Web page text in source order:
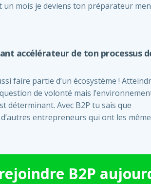
un mois je deviens ton préparateur
accélérateur de ton processus
faire partie d’un écosystème !
de volonté mais
déterminant. Avec B2P tu sais que
entrepreneurs qui ont les
B2P